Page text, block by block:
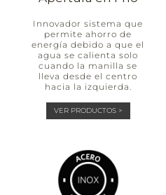
Innovador sistema que
permite ahorro de
energía debido a que el
agua se calienta solo
cuando la manilla se
lleva desde el centro
hacia la izquierda.
VER PRODUCTOS >